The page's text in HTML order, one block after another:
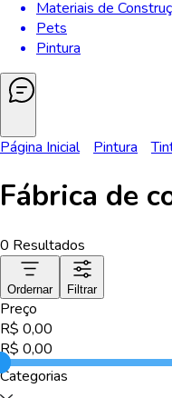
Materiais de
Pets
Pintura
Página Inicial Pintura
Fábrica de
0 Resultados
Ordernar Filtrar
Preço
R$ 0,00
R$ 0,00
Categorias